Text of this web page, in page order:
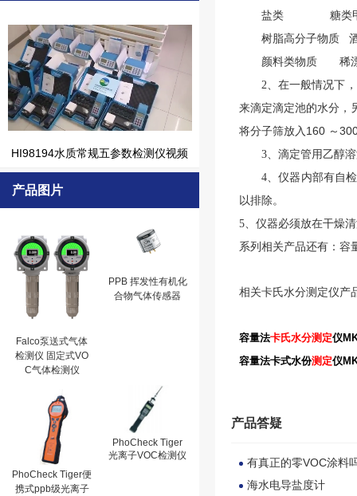
HI98194水质常规五参数检测仪视频
产品图片
Falco泵送式气体
检测仪 固定式VO
C气体检测仪
PPB 挥发性有机化
合物气体传感器
PhoCheck Tiger便
携式ppb级光离子
PhoCheck Tiger
光离子VOC检测仪
盐类
糖类
树脂高分子物质
颜料类物质
稀
2、在一般情况下 ，
来滴定滴定池的水分 ，
将分子筛放入 160 ～
3、 滴定管用乙醇
4、仪器内部有自
以排除。
5、 仪器必须放在干燥
系列相关产品还有：容
相关卡氏水分测定仪产
容量法卡氏水分测定仪
容量法卡式水份测定仪
产品答疑
有真正的零VOC涂料
海水电导盐度计